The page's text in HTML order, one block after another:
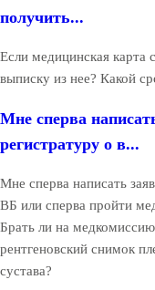
получить...
Если медицинская карта
выписку из нее? Какой
Мне сперва
регистратуру о в...
Мне сперва написать
ВБ или сперва пройти
Брать ли на
рентгеновский снимок
сустава?